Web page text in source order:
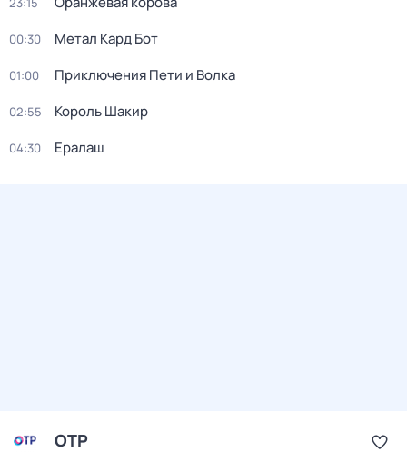
00:30 Метал Кард Бот
01:00 Приключения Пети и Волка
02:55 Король Шакир
04:30 Ералаш
ОТР